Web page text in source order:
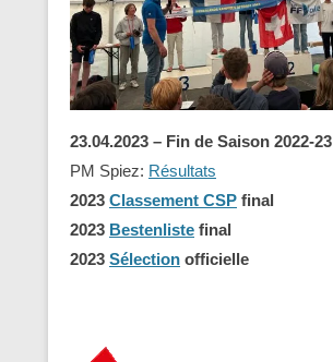
23.04.2023 – Fin de Saison 2022-23
PM Spiez: Résultats
2023 Classement CSP final
2023 Bestenliste final
2023 Sélection officielle